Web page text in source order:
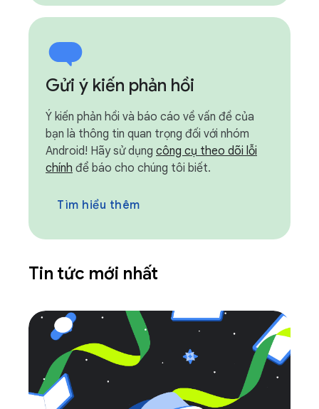
Gửi ý kiến phản hồi
Ý kiến phản hồi và báo cáo về vấn đề của
bạn là thông tin quan trọng đối với nhóm
Android! Hãy sử dụng công cụ theo dõi lỗi
chính để báo cho chúng tôi biết.
Tìm hiểu thêm
Tin tức mới nhất